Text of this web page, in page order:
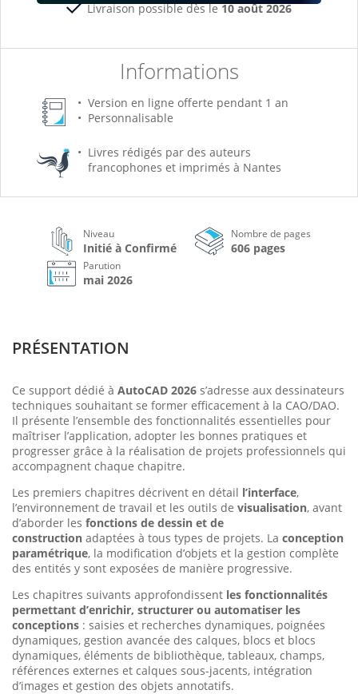
Informations
Livraison possible dès le10 août 2026
Version en ligne offerte pendant 1 an
Personnalisable
Livres rédigés par des auteurs
francophones et imprimés à Nantes
Niveau
Initié à Confirmé
Nombre de pages
606 pages
Parution
mai 2026
PRÉSENTATION
Ce support dédié à AutoCAD 2026 s’adresse aux dessinateurs
techniques souhaitant se former efficacement à la CAO/DAO.
Il présente l’ensemble des fonctionnalités essentielles pour
maîtriser l’application, adopter les bonnes pratiques et
progresser grâce à la réalisation de projets professionnels qui
accompagnent chaque chapitre.
Les premiers chapitres décrivent en détail l’interface,
l’environnement de travail et les outils de visualisation, avant
d’aborder les fonctions de dessin et de
construction adaptées à tous types de projets. La conception
paramétrique, la modification d’objets et la gestion complète
des entités y sont exposées de manière progressive.
Les chapitres suivants approfondissent les fonctionnalités
permettant d’enrichir, structurer ou automatiser les
conceptions : saisies et recherches dynamiques, poignées
dynamiques, gestion avancée des calques, blocs et blocs
dynamiques, éléments de bibliothèque, tableaux, champs,
références externes et calques sous-jacents, intégration
d’images et gestion des objets annotatifs.